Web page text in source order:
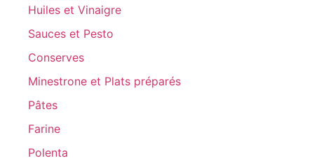
Huiles et Vinaigre
Sauces et Pesto
Conserves
Minestrone et Plats préparés
Pâtes
Farine
Polenta